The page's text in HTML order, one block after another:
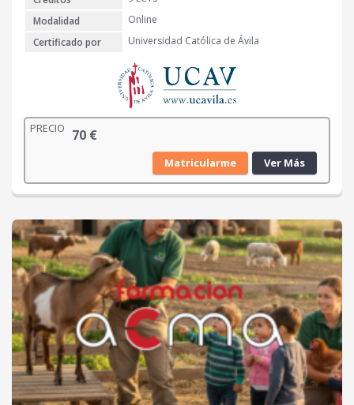
Modalidad
Online
Certificado por
Universidad Católica de Ávila
PRECIO 70 €
Matricularme Ver Más